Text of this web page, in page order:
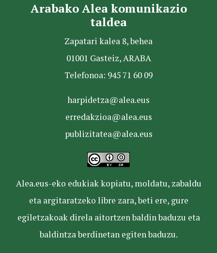
Arabako Alea komunikazio
taldea
Zapatari kalea 8, behea
01001 Gasteiz, ARABA
Telefonoa: 945 71 60 09
harpidetza@alea.eus
erredakzioa@alea.eus
publizitatea@alea.eus
Alea.eus-eko edukiak kopiatu, moldatu, zabaldu
eta argitaratzeko libre zara, beti ere, gure
egiletzakoak direla aitortzen baldin baduzu eta
baldintza berdinetan egiten baduzu.